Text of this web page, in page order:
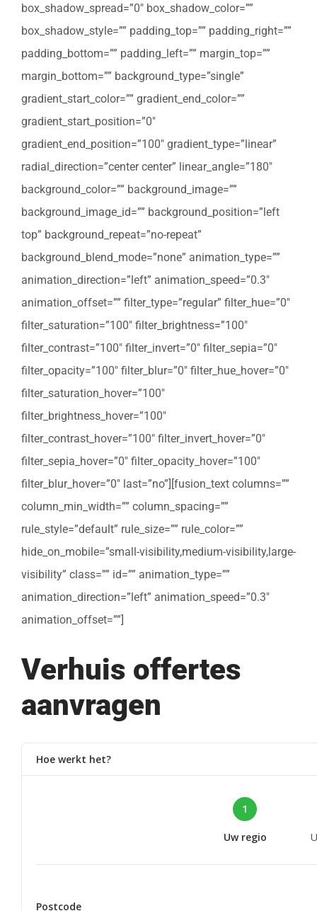
box_shadow_spread=”0″ box_shadow_color=””
box_shadow_style=”” padding_top=”” padding_right=””
padding_bottom=”” padding_left=”” margin_top=””
margin_bottom=”” background_type=”single”
gradient_start_color=”” gradient_end_color=””
gradient_start_position=”0″
gradient_end_position=”100″ gradient_type=”linear”
radial_direction=”center center” linear_angle=”180″
background_color=”” background_image=””
background_image_id=”” background_position=”left
top” background_repeat=”no-repeat”
background_blend_mode=”none” animation_type=””
animation_direction=”left” animation_speed=”0.3″
animation_offset=”” filter_type=”regular” filter_hue=”0″
filter_saturation=”100″ filter_brightness=”100″
filter_contrast=”100″ filter_invert=”0″ filter_sepia=”0″
filter_opacity=”100″ filter_blur=”0″ filter_hue_hover=”0″
filter_saturation_hover=”100″
filter_brightness_hover=”100″
filter_contrast_hover=”100″ filter_invert_hover=”0″
filter_sepia_hover=”0″ filter_opacity_hover=”100″
filter_blur_hover=”0″ last=”no”][fusion_text columns=””
column_min_width=”” column_spacing=””
rule_style=”default” rule_size=”” rule_color=””
hide_on_mobile=”small-visibility,medium-visibility,large-
visibility” class=”” id=”” animation_type=””
animation_direction=”left” animation_speed=”0.3″
animation_offset=””]
Verhuis offertes
aanvragen